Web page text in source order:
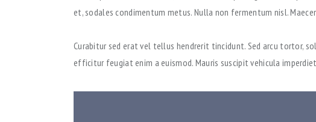
et, sodales condimentum metus. Nulla non fermentum nisl.
Curabitur sed erat vel tellus hendrerit tincidunt. Sed arcu tortor,
efficitur feugiat enim a euismod. Mauris suscipit vehicula